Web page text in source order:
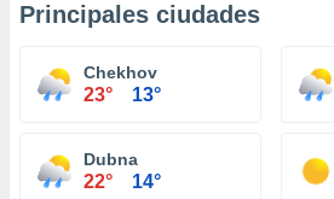
Principales ciudades
Chekhov
23° 13°
Dubna
22° 14°